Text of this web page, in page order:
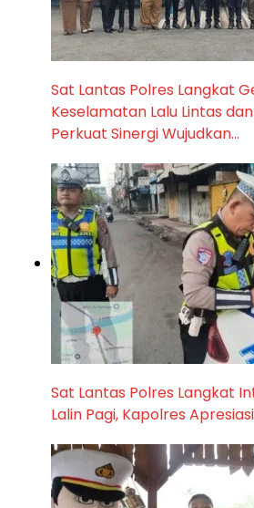
Sat Lantas Polres Langkat
Keselamatan Lalu Lintas
Perkuat Sinergi Wujudkan…
Sat Lantas Polres Langkat
Lalin Pagi, Kapolres